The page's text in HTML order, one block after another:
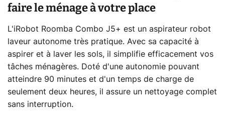
faire le ménage à votre place
L'iRobot Roomba Combo J5+ est un aspirateur robot
laveur autonome très pratique. Avec sa capacité à
aspirer et à laver les sols, il simplifie efficacement vos
tâches ménagères. Doté d'une autonomie pouvant
atteindre 90 minutes et d'un temps de charge de
seulement deux heures, il assure un nettoyage complet
sans interruption.